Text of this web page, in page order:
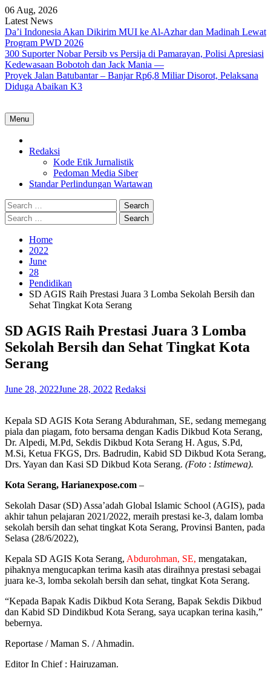
Skip
to
content
06 Aug, 2026
Latest News
Da’i Indonesia Akan Dikirim MUI ke Al-Azhar dan Madinah Lewat
Program PWD 2026
300 Suporter Nobar Persib vs Persija di Pamarayan, Polisi Apresiasi
Kedewasaan Bobotoh dan Jack Mania —
Proyek Jalan Batubantar – Banjar Rp6,8 Miliar Disorot, Pelaksana
Diduga Abaikan K3
Menu
Redaksi
Kode Etik Jurnalistik
Pedoman Media Siber
Standar Perlindungan Wartawan
Search
for:
Search
for:
Home
2022
June
28
Pendidikan
SD AGIS Raih Prestasi Juara 3 Lomba Sekolah Bersih dan
Sehat Tingkat Kota Serang
SD AGIS Raih Prestasi Juara 3 Lomba
Sekolah Bersih dan Sehat Tingkat Kota
Serang
June 28, 2022June 28, 2022 Redaksi
Kepala SD AGIS Kota Serang Abdurahman, SE, sedang memegang
piala dan piagam, foto bersama dengan Kadis Dikbud Kota Serang,
Dr. Alpedi, M.Pd, Sekdis Dikbud Kota Serang H. Agus, S.Pd,
M.Si, Ketua FKGS, Drs. Badrudin, Kabid SD Dikbud Kota Serang,
Drs. Yayan dan Kasi SD Dikbud Kota Serang. (Foto : Istimewa).
Kota Serang, Harianexpose.com –
Sekolah Dasar (SD) Assa’adah Global Islamic School (AGIS), pada
akhir tahun pelajaran 2021/2022, meraih prestasi ke-3, dalam lomba
sekolah bersih dan sehat tingkat Kota Serang, Provinsi Banten, pada
Selasa (28/6/2022),
Kepala SD AGIS Kota Serang, Abdurohman, SE, mengatakan,
pihaknya mengucapkan terima kasih atas diraihnya prestasi sebagai
juara ke-3, lomba sekolah bersih dan sehat, tingkat Kota Serang.
“Kepada Bapak Kadis Dikbud Kota Serang, Bapak Sekdis Dikbud
dan Kabid SD Dindikbud Kota Serang, saya ucapkan terina kasih,”
bebernya.
Reportase / Maman S. / Ahmadin.
Editor In Chief : Hairuzaman.